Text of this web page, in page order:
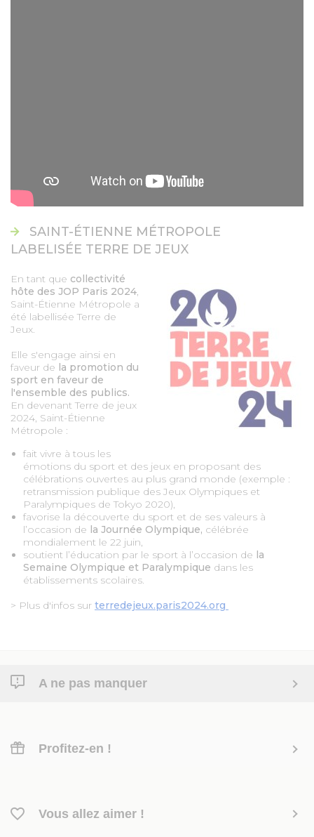
SAINT-ÉTIENNE MÉTROPOLE
LABELISÉE TERRE DE JEUX
En tant que collectivité
hôte des JOP Paris 2024,
Saint-Étienne Métropole a
été labellisée Terre de
Jeux.
Elle s'engage ainsi en
faveur de la promotion du
sport en faveur de
l'ensemble des publics.
En devenant Terre de jeux
2024, Saint-Étienne
Métropole :
fait vivre à tous les
émotions du sport et des jeux en proposant des
célébrations ouvertes au plus grand monde (exemple :
retransmission publique des Jeux Olympiques et
Paralympiques de Tokyo 2020),
favorise la découverte du sport et de ses valeurs à
l’occasion de la Journée Olympique, célébrée
mondialement le 22 juin,
soutient l’éducation par le sport à l’occasion de la
Semaine Olympique et Paralympique dans les
établissements scolaires.
> Plus d'infos sur terredejeux.paris2024.org
Profitez-en !
Vous allez aimer !
A ne pas manquer